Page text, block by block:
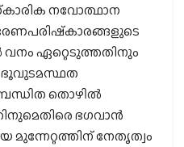
നവോത്ഥാന
വനം ഏറ്റെടുത്തതിനും
ഭൂവുടമസ്ഥത
തൊഴില്‍
ഭഗവാന്‍
നേതൃത്വം